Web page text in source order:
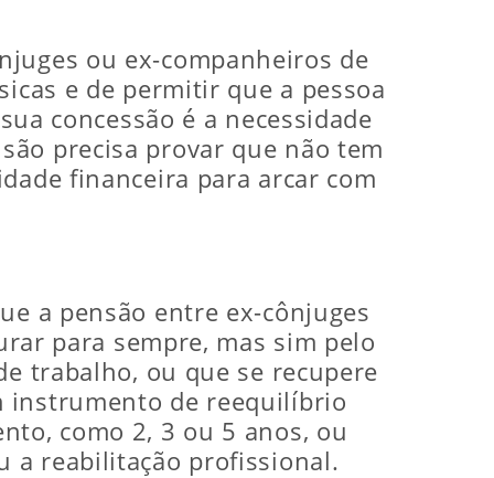
ou ex-companheiros de
e de permitir que a pessoa
concessão é a necessidade
precisa provar que não tem
financeira para arcar com
a pensão entre ex-cônjuges
para sempre, mas sim pelo
trabalho, ou que se recupere
instrumento de reequilíbrio
como 2, 3 ou 5 anos, ou
a reabilitação profissional.